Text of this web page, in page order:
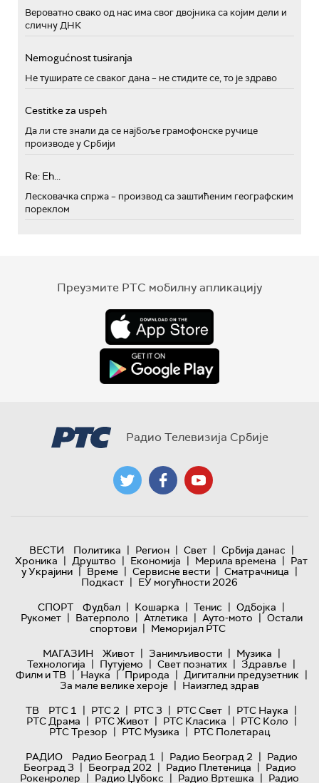
Вероватно свако од нас има свог двојника са којим дели и
сличну ДНК
Nemogućnost tusiranja
Не туширате се сваког дана – не стидите се, то је здраво
Cestitke za uspeh
Да ли сте знали да се најбоље грамофонске ручице
производе у Србији
Re: Eh...
Лесковачка спржа – производ са заштићеним географским
пореклом
Преузмите РТС мобилну апликацију
Радио Телевизија Србије
ВЕСТИ Политика | Регион | Свет | Србија данас |
Хроника | Друштво | Економија | Мерила времена | Рат
у Украјини | Време | Сервисне вести | Сматрачница |
Подкаст | ЕУ могућности 2026
СПОРТ
Фудбал | Кошарка | Тенис | Одбојка |
Рукомет | Ватерполо | Атлетика | Ауто-мото | Остали
спортови | Меморијал РТС
МАГАЗИН
Живот | Занимљивости | Музика |
Технологијa | Путујемо | Свет познатих | Здравље |
Филм и ТВ | Наука | Природа | Дигитални предузетник |
За мале велике хероје | Наизглед здрав
ТВ
РТС 1 | РТС 2 | РТС 3 | РТС Свет | РТС Наука |
РТС Драма | РТС Живот | РТС Класика | РТС Коло |
РТС Трезор | РТС Музика | РТС Полетарац
РАДИО
Радио Београд 1 | Радио Београд 2 | Радио
Београд 3 | Београд 202 | Радио Плетеница | Радио
Рокенролер | Радио Џубокс | Радио Вртешка | Радио